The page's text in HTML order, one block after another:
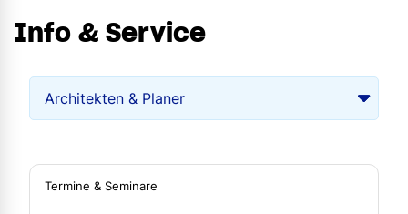
Info & Service
Termine & Seminare